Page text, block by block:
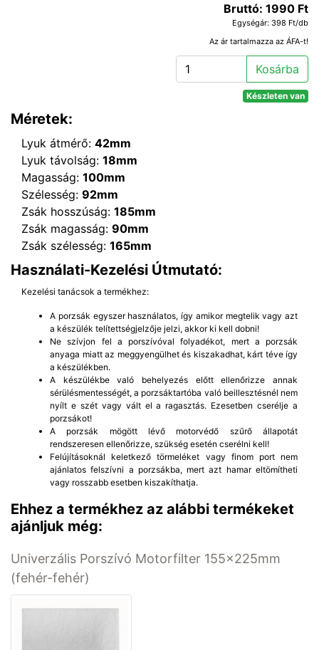
Bruttó: 1990 Ft
Egységár: 398 Ft/db
Az ár tartalmazza az ÁFA-t!
Kosárba
Készleten van
Méretek:
Lyuk átmérő: 42mm
Lyuk távolság: 18mm
Magasság: 100mm
Szélesség: 92mm
Zsák hosszúság: 185mm
Zsák magasság: 90mm
Zsák szélesség: 165mm
Használati-Kezelési Útmutató:
Kezelési tanácsok a termékhez:
A porzsák egyszer használatos, így amikor megtelik vagy azt
a készülék telítettségjelzője jelzi, akkor ki kell dobni!
Ne szívjon fel a porszívóval folyadékot, mert a porzsák
anyaga miatt az meggyengülhet és kiszakadhat, kárt téve így
a készülékben.
A készülékbe való behelyezés előtt ellenőrizze annak
sérülésmentességét, a porzsáktartóba való beillesztésnél nem
nyílt e szét vagy vált el a ragasztás. Ezesetben cserélje a
porzsákot!
A porzsák mögött lévő motorvédő szűrő állapotát
rendszeresen ellenőrizze, szükség esetén cserélni kell!
Felújításoknál keletkező törmeléket vagy finom port nem
ajánlatos felszívni a porzsákba, mert azt hamar eltömítheti
vagy rosszabb esetben kiszakíthatja.
Ehhez a termékhez az alábbi termékeket
ajánljuk még:
Univerzális Porszívó Motorfilter 155x225mm
(fehér-fehér)